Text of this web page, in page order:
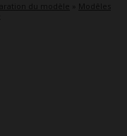
du modèle
Modêles